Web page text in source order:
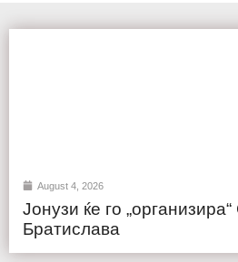
August 4, 2026
Јонузи ќе го
Братислава